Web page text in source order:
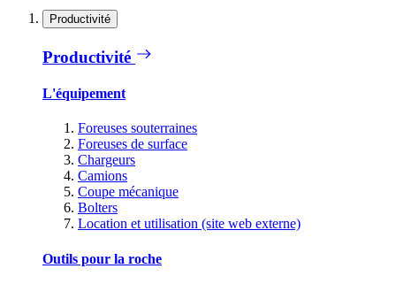
Productivité
Productivité
L'équipement
Foreuses souterraines
Foreuses de surface
Chargeurs
Camions
Coupe mécanique
Bolters
Location et utilisation (site web externe)
Outils pour la roche